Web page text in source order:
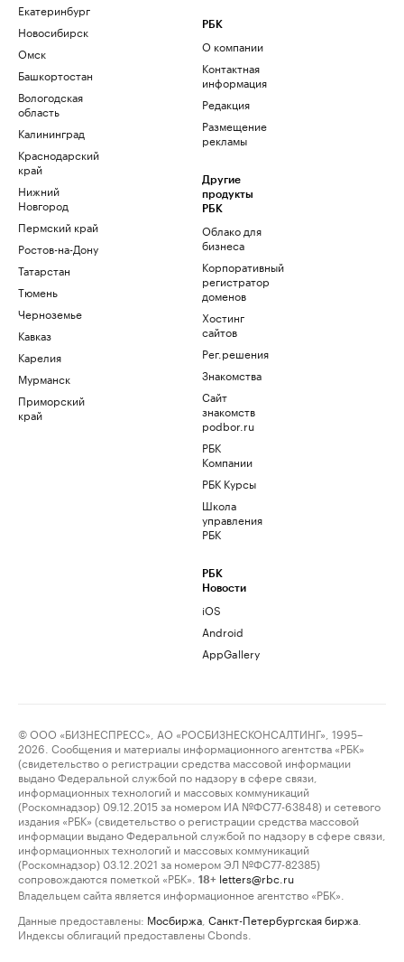
Екатеринбург
Новосибирск
Омск
Башкортостан
Вологодская
область
Калининград
Краснодарский
край
Нижний
Новгород
Пермский край
Ростов-на-Дону
Татарстан
Тюмень
Черноземье
Кавказ
Карелия
Мурманск
Приморский
край
РБК
О компании
Контактная
информация
Редакция
Размещение
рекламы
Другие
продукты
РБК
Облако для
бизнеса
Корпоративный
регистратор
доменов
Хостинг
сайтов
Рег.решения
Знакомства
Сайт
знакомств
podbor.ru
РБК
Компании
РБК Курсы
Школа
управления
РБК
РБК
Новости
iOS
Android
AppGallery
© ООО «БИЗНЕСПРЕСС», АО «РОСБИЗНЕСКОНСАЛТИНГ», 1995–
2026. Сообщения и материалы информационного агентства «РБК»
(свидетельство о регистрации средства массовой информации
выдано Федеральной службой по надзору в сфере связи,
информационных технологий и массовых коммуникаций
(Роскомнадзор) 09.12.2015 за номером ИА №ФС77-63848) и сетевого
издания «РБК» (свидетельство о регистрации средства массовой
информации выдано Федеральной службой по надзору в сфере связи,
информационных технологий и массовых коммуникаций
(Роскомнадзор) 03.12.2021 за номером ЭЛ №ФС77-82385)
сопровождаются пометкой «РБК».
18+ letters@rbc.ru
Владельцем сайта является информационное агентство «РБК».
Данные предоставлены: Мосбиржа Санкт-Петербургская биржа
Индексы облигаций предоставлены Cbonds.